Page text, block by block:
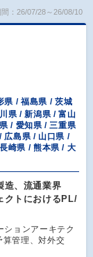
：26/07/28～26/08/10
県 / 福島県 / 茨城
県 / 新潟県 / 富山
/ 愛知県 / 三重県
広島県 / 山口県 /
崎県 / 熊本県 / 大
造、流通業界
クトにおけるPL/
ションアーキテク
算管理、対外交